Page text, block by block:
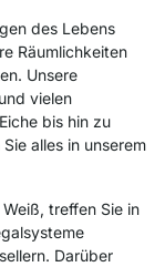
des Lebens
Räumlichkeiten
Unsere
vielen
bis hin zu
alles in unserem
treffen Sie in
Darüber